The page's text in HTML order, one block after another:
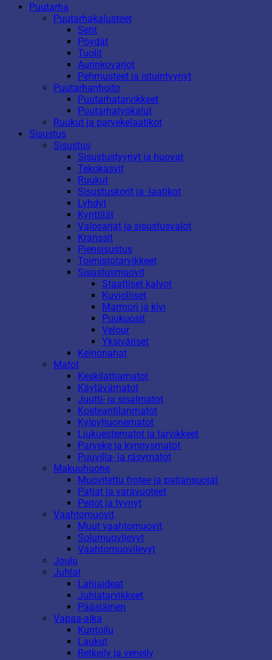
Puutarha
Puutarhakalusteet
Setit
Pöydät
Tuolit
Aurinkovarjot
Pehmusteet ja istuintyynyt
Puutarhanhoito
Puutarhatarvikkeet
Puutarhatyökalut
Ruukut ja parvekelaatikot
Sisustus
Sisustus
Sisustustyynyt ja huovat
Tekokasvit
Ruukut
Sisustuskorit ja -laatikot
Lyhdyt
Kynttilät
Valosarjat ja sisustusvalot
Kranssit
Piensisustus
Toimistotarvikkeet
Sisustusmuovit
Staattiset kalvot
Kuviolliset
Marmori ja kivi
Puukuosit
Velour
Yksiväriset
Keinonahat
Matot
Keskilattiamatot
Käytävämatot
Juutti- ja sisalmatot
Kosteantilanmatot
Kylpyhuonematot
Liukuestematot ja tarvikkeet
Parveke ja kynnysmatot
Puuvilla- ja räsymatot
Makuuhuone
Muovitettu frotee ja patjansuojat
Patjat ja varavuoteet
Peitot ja tyynyt
Vaahtomuovit
Muut vaahtomuovit
Solumuovilevyt
Vaahtomuovilevyt
Joulu
Juhlat
Lahjaideat
Juhlatarvikkeet
Pääsiäinen
Vapaa-aika
Kuntoilu
Laukut
Retkeily ja veneily